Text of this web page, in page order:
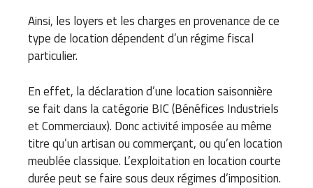
Ainsi, les loyers et les charges en provenance de ce
type de location dépendent d’un régime fiscal
particulier.
En effet, la déclaration d’une location saisonnière
se fait dans la catégorie BIC (Bénéfices Industriels
et Commerciaux). Donc activité imposée au même
titre qu’un artisan ou commerçant, ou qu’en location
meublée classique. L’exploitation en location courte
durée peut se faire sous deux régimes d’imposition.